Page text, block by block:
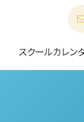
スクールカレン